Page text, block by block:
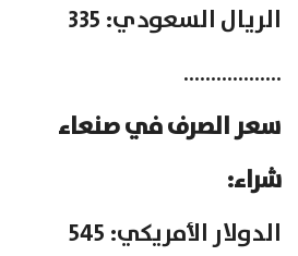
الريال السعودي: 335
………………
سعر الصرف في صنعاء
شراء:
الدولار الأمريكي: 545